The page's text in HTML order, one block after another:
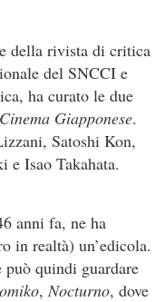
della rivista di critica
del SNCCI e
ha curato le due
Giapponese.
Satoshi Kon,
e Isao Takahata.
anni fa, ne ha
in realtà) un’edicola.
può quindi guardare
,Nocturno, dove